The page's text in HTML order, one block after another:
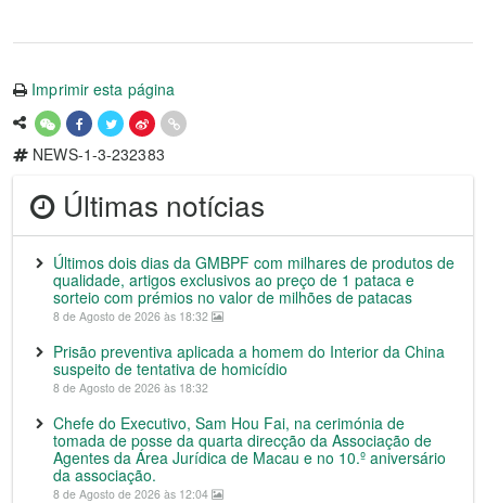
Imprimir esta página
NEWS-1-3-232383
Últimas notícias
Últimos dois dias da GMBPF com milhares de produtos de
qualidade, artigos exclusivos ao preço de 1 pataca e
sorteio com prémios no valor de milhões de patacas
8 de Agosto de 2026 às 18:32
Prisão preventiva aplicada a homem do Interior da China
suspeito de tentativa de homicídio
8 de Agosto de 2026 às 18:32
Chefe do Executivo, Sam Hou Fai, na cerimónia de
tomada de posse da quarta direcção da Associação de
Agentes da Área Jurídica de Macau e no 10.º aniversário
da associação.
8 de Agosto de 2026 às 12:04